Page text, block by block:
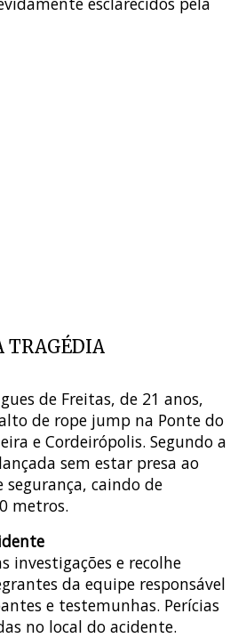
TRAGÉDIA
de Freitas, de 21 anos,
de rope jump na Ponte do
e Cordeirópolis. Segundo a
sem estar presa ao
segurança, caindo de
metros.
investigações e recolhe
da equipe responsável
e testemunhas. Perícias
no local do acidente.